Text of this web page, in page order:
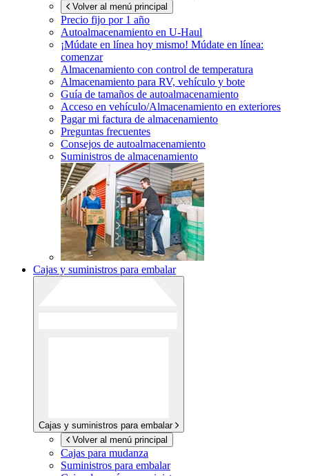
Volver al menú principal
Precio fijo por 1 año
Autoalmacenamiento en U-Haul
¡Múdate en línea hoy mismo! Múdate en línea:
comenzar
Almacenamiento con control de temperatura
Almacenamiento para RV, vehículo y bote
Guía de tamaños de autoalmacenamiento
Acceso en vehículo/Almacenamiento en exteriores
Pagar mi factura de almacenamiento
Preguntas frecuentes
Consejos de autoalmacenamiento
Suministros de almacenamiento
Cajas y suministros para embalar
Cajas y suministros para embalar
Volver al menú principal
Cajas para mudanza
Suministros para embalar